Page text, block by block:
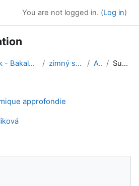
You are not logged in. (Log in)
2. ročník - Bakalárske štúdium zimný semester AmA Summary
approfondie